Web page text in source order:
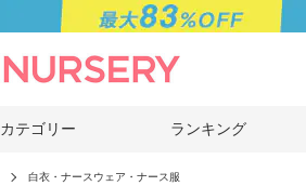
カテゴリー ランキング
白衣・ナースウェア・ナース服